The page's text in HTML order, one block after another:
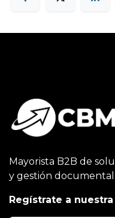
Mayorista B2B de
y gestión documental
Regístrate a